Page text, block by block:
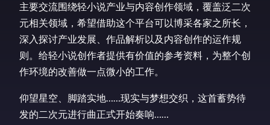
主要交流围绕轻小说产业与内容创作领域，覆盖泛二次
元相关领域，希望借助这个平台可以博采各家之所长，
深入探讨产业发展、作品解析以及内容创作的运作规
则。给轻小说创作者提供有价值的参考资料，为整个创
作环境的改善做一点微小的工作。
仰望星空、脚踏实地……现实与梦想交织，这首蓄势待
发的二次元进行曲正式开始奏响……